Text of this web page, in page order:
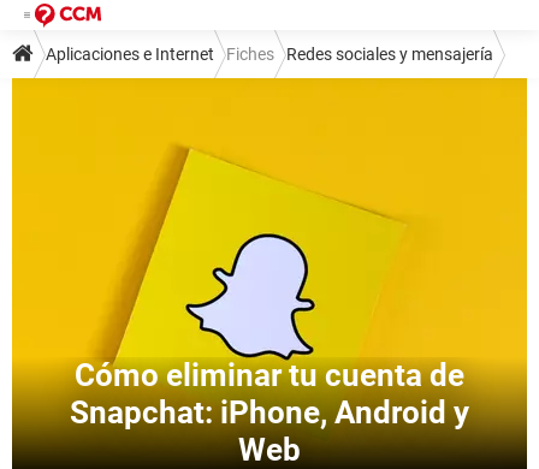
Aplicaciones e Internet Fiches Redes sociales y mensajería
Cómo eliminar tu cuenta de
Snapchat: iPhone, Android y
Web